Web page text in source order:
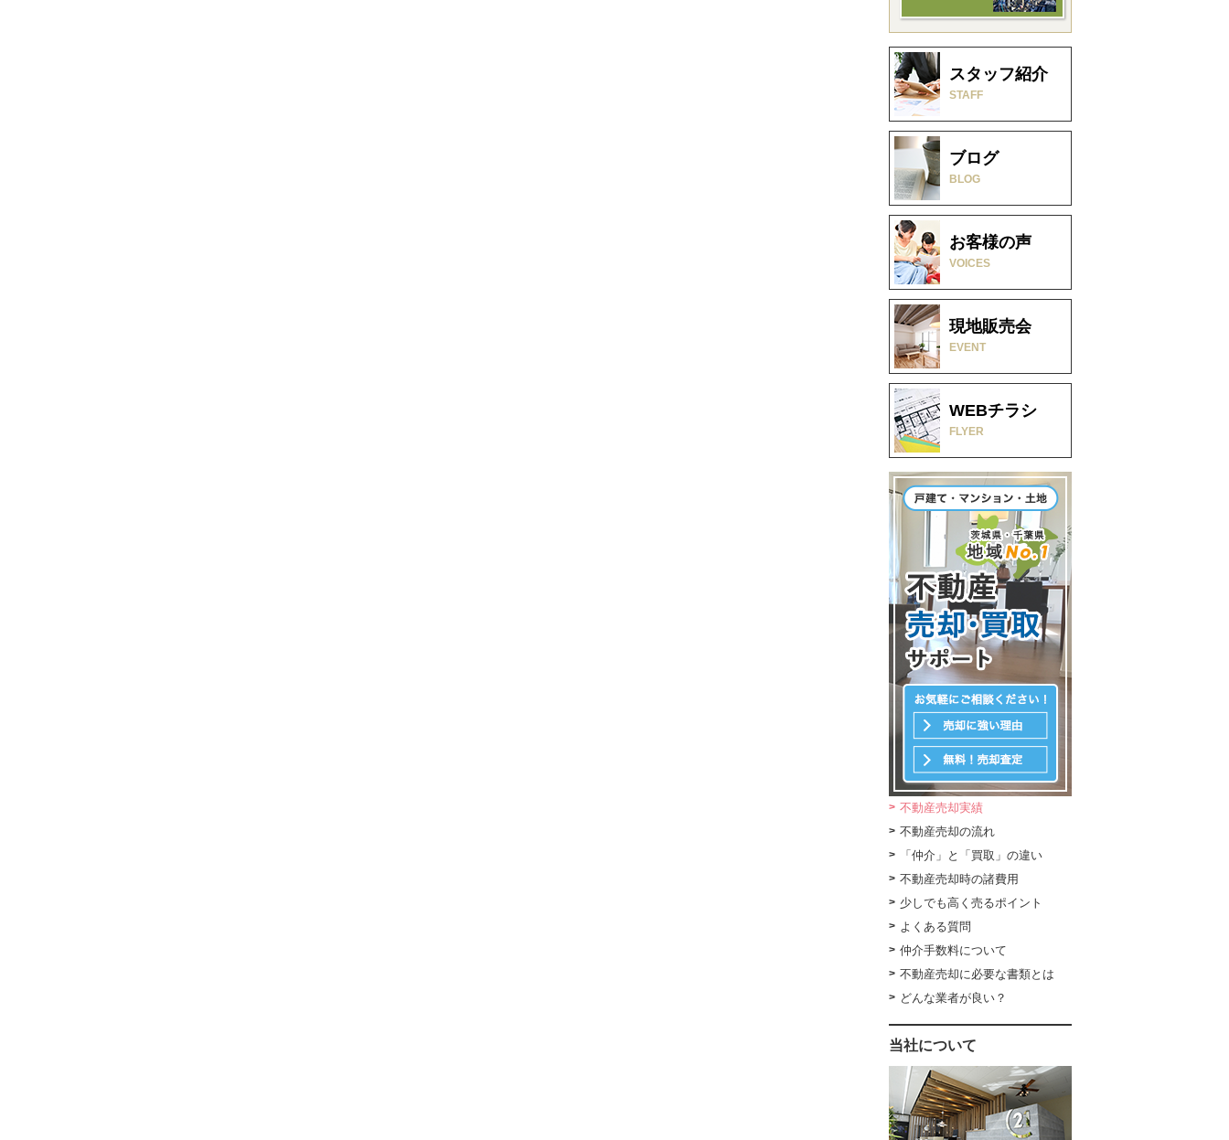
スタッフ紹介
STAFF
ブログ
BLOG
お客様の声
VOICES
現地販売会
EVENT
WEBチラシ
FLYER
不動産売却実績
不動産売却の流れ
「仲介」と「買取」の違い
不動産売却時の諸費用
少しでも高く売るポイント
よくある質問
仲介手数料について
不動産売却に必要な書類とは
どんな業者が良い？
当社について